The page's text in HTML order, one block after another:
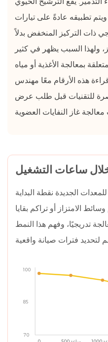
Quan
لتكنولوجيا
حماية
البيئة
الهندسية
14
الأسئلة
المتداولة
الذي
تزيله
معدات
معالجة
غاز
الصناعية؟
كيف
اختيار
تطبيقه عادةً على تيارات
ذات التركيز المنخفض بدلاً
ولهذا السبب يظهر في كثير
بمعالجة الأغذية أو مياه
هذه الأرقام معًا مهندس
للتقنيات قبل طلب عرض
ساعات التشغيل
الجديدة نقطة البداية
الامتزاز أو تراكم بقايا
تدريجيًا، وفهم هذا النمط
100
85
70